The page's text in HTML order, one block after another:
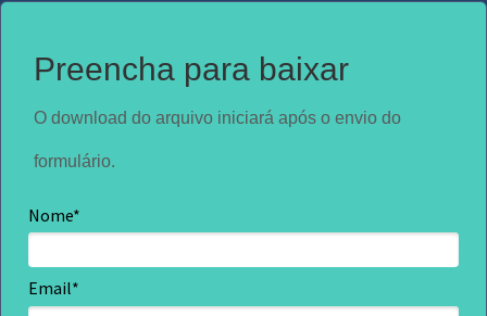
Preencha para baixar
O download do arquivo iniciará após o envio do
formulário.
Nome*
Email*